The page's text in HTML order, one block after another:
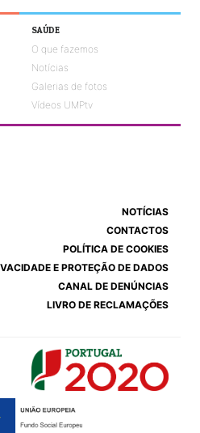
SAÚDE
O que fazemos
Notícias
Galerias de fotos
Vídeos UMPtv
NOTÍCIAS
CONTACTOS
POLÍTICA DE COOKIES
E PROTEÇÃO DE DADOS
CANAL DE DENÚNCIAS
LIVRO DE RECLAMAÇÕES